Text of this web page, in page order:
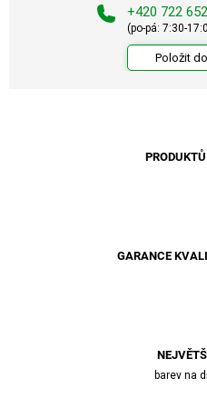
+420 722
(po-pá: 7:30-
Položit
GARANCE
barev na